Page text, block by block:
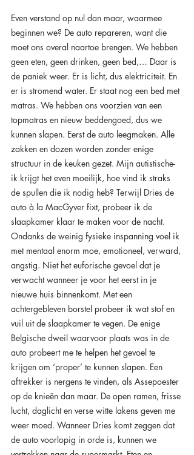
Even verstand op nul dan maar, waarmee
beginnen we? De auto repareren, want die
moet ons overal naartoe brengen. We hebben
geen eten, geen drinken, geen bed,… Daar is
de paniek weer. Er is licht, dus elektriciteit. En
er is stromend water. Er staat nog een bed met
matras. We hebben ons voorzien van een
topmatras en nieuw beddengoed, dus we
kunnen slapen. Eerst de auto leegmaken. Alle
zakken en dozen worden zonder enige
structuur in de keuken gezet. Mijn autistische-
ik krijgt het even moeilijk, hoe vind ik straks
de spullen die ik nodig heb? Terwijl Dries de
auto à la MacGyver fixt, probeer ik de
slaapkamer klaar te maken voor de nacht.
Ondanks de weinig fysieke inspanning voel ik
met mentaal enorm moe, emotioneel, verward,
angstig. Niet het euforische gevoel dat je
verwacht wanneer je voor het eerst in je
nieuwe huis binnenkomt. Met een
achtergebleven borstel probeer ik wat stof en
vuil uit de slaapkamer te vegen. De enige
Belgische dweil waarvoor plaats was in de
auto probeert me te helpen het gevoel te
krijgen om ‘proper’ te kunnen slapen. Een
aftrekker is nergens te vinden, als Assepoester
op de knieën dan maar. De open ramen, frisse
lucht, daglicht en verse witte lakens geven me
weer moed. Wanneer Dries komt zeggen dat
de auto voorlopig in orde is, kunnen we